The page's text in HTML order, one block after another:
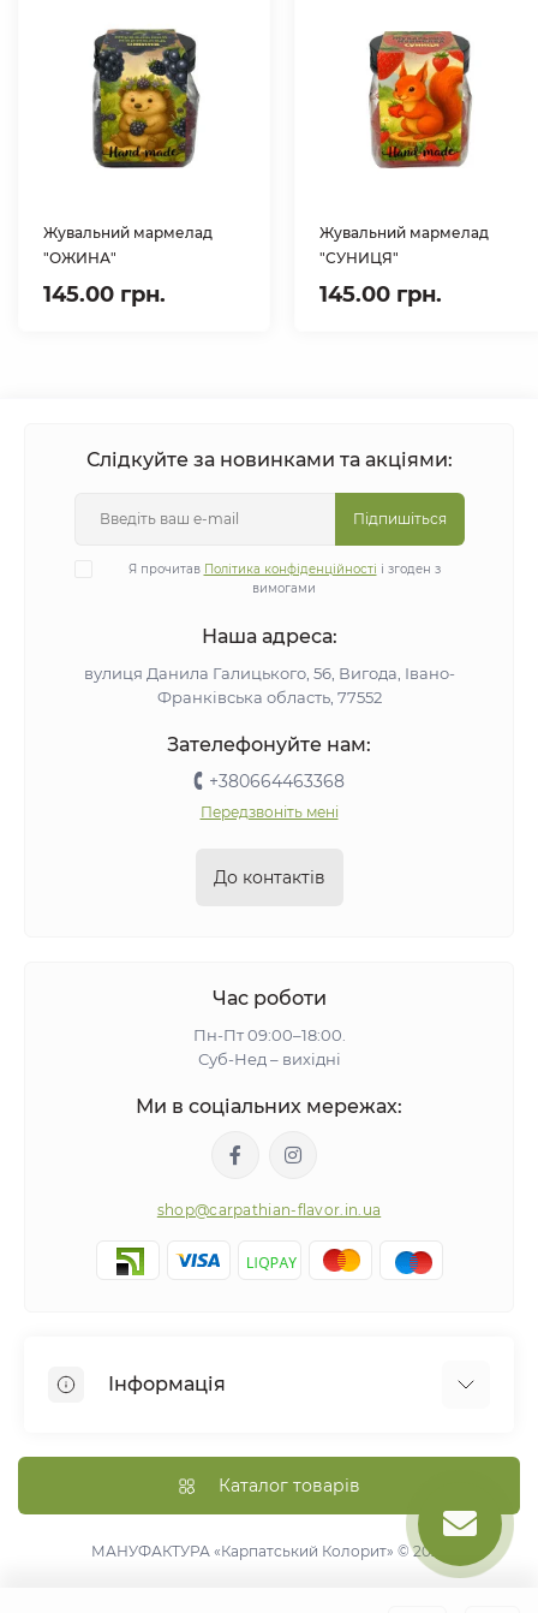
Жувальний мармелад
"ОЖИНА"
145.00 грн.
Жувальний мармелад
"СУНИЦЯ"
145.00 грн.
Слідкуйте за новинками та акціями:
Підпишіться
Я прочитав Політика конфіденційності і згоден з
вимогами
Наша адреса:
вулиця Данила Галицького, 56, Вигода, Івано-
Франківська область, 77552
Зателефонуйте нам:
+380664463368
Передзвоніть мені
До контактів
Час роботи
Пн-Пт 09:00–18:00.
Суб-Нед – вихідні
Ми в соціальних мережах:
shop@carpathian-flavor.in.ua
Інформація
Оплата та доставка
Політика конфіденційності
Правила повернення товару
Каталог товарів
МАНУФАКТУРА «Карпатський Колорит» © 2026